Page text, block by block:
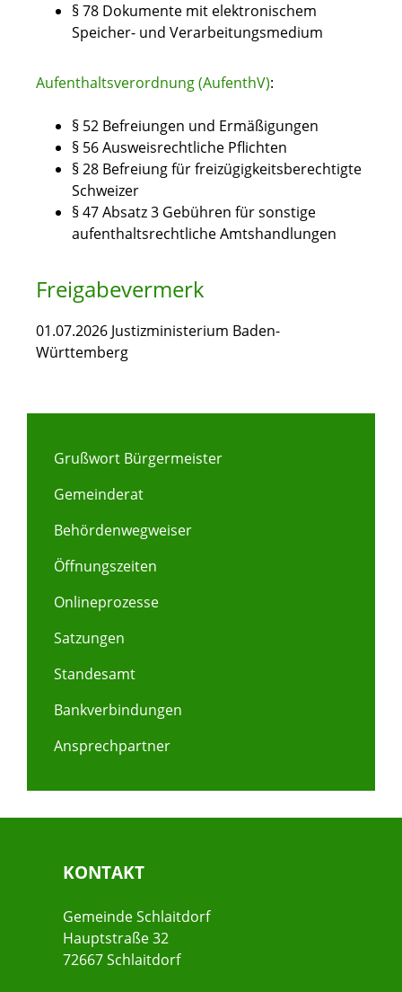
§ 78 Dokumente mit elektronischem
Speicher- und Verarbeitungsmedium
Aufenthaltsverordnung (AufenthV):
§ 52 Befreiungen und Ermäßigungen
§ 56 Ausweisrechtliche Pflichten
§ 28 Befreiung für freizügigkeitsberechtigte
Schweizer
§ 47 Absatz 3 Gebühren für sonstige
aufenthaltsrechtliche Amtshandlungen
Freigabevermerk
01.07.2026 Justizministerium Baden-
Württemberg
Grußwort Bürgermeister
Gemeinderat
Behördenwegweiser
Öffnungszeiten
Onlineprozesse
Satzungen
Standesamt
Bankverbindungen
Ansprechpartner
KONTAKT
Gemeinde Schlaitdorf
Hauptstraße 32
72667 Schlaitdorf